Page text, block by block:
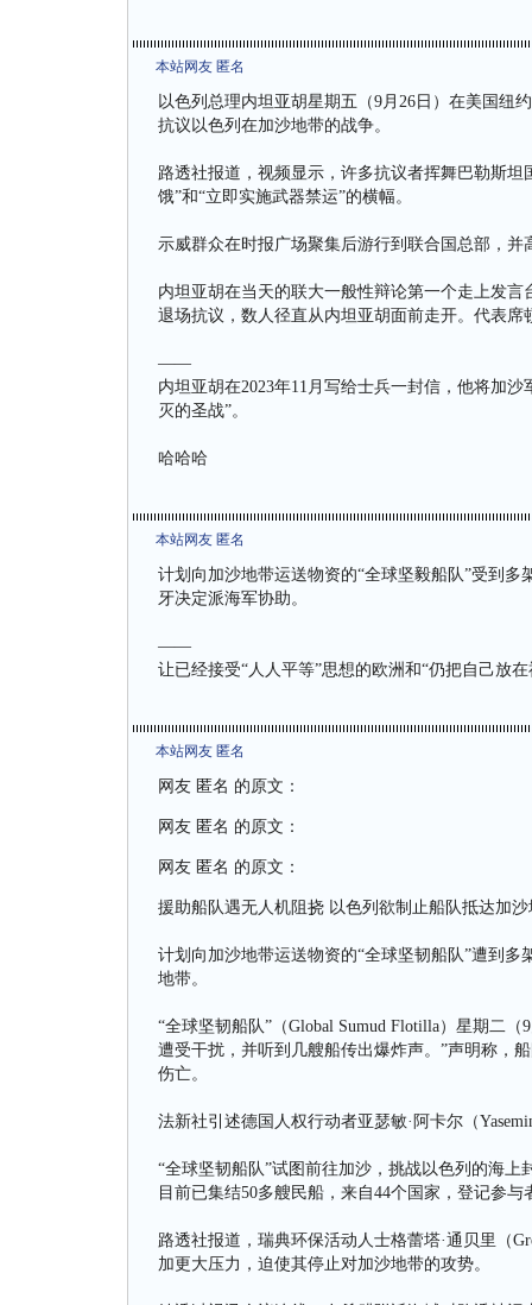
本站网友 匿名
以色列总理内坦亚胡星期五（9月26日）在美国纽
抗议以色列在加沙地带的战争。
路透社报道，视频显示，许多抗议者挥舞巴勒斯
饿”和“立即实施武器禁运”的横幅。
示威群众在时报广场聚集后游行到联合国总部，
内坦亚胡在当天的联大一般性辩论第一个走上发
退场抗议，数人径直从内坦亚胡面前走开。代表席
——
内坦亚胡在2023年11月写给士兵一封信，他将加
灭的圣战”。
哈哈哈
本站网友 匿名
计划向加沙地带运送物资的“全球坚毅船队”受到
牙决定派海军协助。
——
让已经接受“人人平等”思想的欧洲和“仍把自己放
本站网友 匿名
网友 匿名 的原文：
网友 匿名 的原文：
网友 匿名 的原文：
援助船队遇无人机阻挠 以色列欲制止船队抵达加沙
计划向加沙地带运送物资的“全球坚韧船队”遭到
地带。
“全球坚韧船队”（Global Sumud Flotilla）星期二
遭受干扰，并听到几艘船传出爆炸声。”声明称，
伤亡。
法新社引述德国人权行动者亚瑟敏·阿卡尔（
“全球坚韧船队”试图前往加沙，挑战以色列的海
目前已集结50多艘民船，来自44个国家，登记参与
路透社报道，瑞典环保活动人士格蕾塔·通贝里（
加更大压力，迫使其停止对加沙地带的攻势。